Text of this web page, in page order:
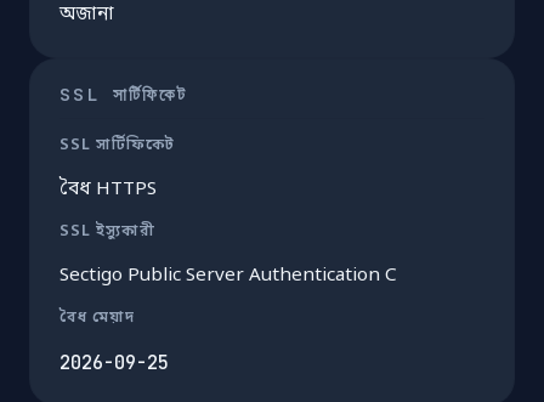
অজানা
SSL সার্টিফিকেট
SSL সার্টিফিকেট
বৈধ HTTPS
SSL ইস্যুকারী
Sectigo Public Server Authentication C
বৈধ মেয়াদ
2026-09-25